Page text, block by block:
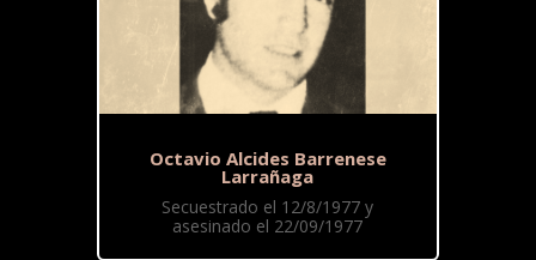
Octavio Alcides Barrenese
Larrañaga
Secuestrado el 12/8/1977 y
asesinado el 22/09/1977